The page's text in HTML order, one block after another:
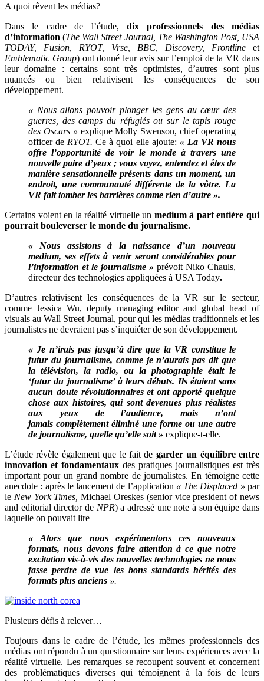
A quoi rêvent les médias?
Dans le cadre de l’étude, dix professionnels des médias
d’information (The Wall Street Journal, The Washington Post, USA
TODAY, Fusion, RYOT, Vrse, BBC, Discovery, Frontline et
Emblematic Group) ont donné leur avis sur l’emploi de la VR dans
leur domaine : certains sont très optimistes, d’autres sont plus
nuancés ou bien relativisent les conséquences de son
développement.
« Nous allons pouvoir plonger les gens au cœur des
guerres, des camps du réfugiés ou sur le tapis rouge
des Oscars » explique Molly Swenson, chief operating
officer de RYOT.Ce à quoi elle ajoute: « La VR nous
offre l’opportunité de voir le monde à travers une
nouvelle paire d’yeux ; vous voyez, entendez et êtes de
manière sensationnelle présents dans un moment, un
endroit, une communauté différente de la vôtre. La
VR fait tomber les barrières comme rien d’autre ».
Certains voient en la réalité virtuelle un medium à part entière qui
pourrait bouleverser le monde du journalisme.
« Nous assistons à la naissance d’un nouveau
medium, ses effets à venir seront considérables pour
l’information et le journalisme » prévoit Niko Chauls,
directeur des technologies appliquées à USA Today.
D’autres relativisent les conséquences de la VR sur le secteur,
comme Jessica Wu, deputy managing editor and global head of
visuals au Wall Street Journal, pour qui les médias traditionnels et les
journalistes ne devraient pas s’inquiéter de son développement.
«Je n’irais pas jusqu’à dire que la VR constitue le
futur du journalisme, comme je n’aurais pas dit que
la télévision, la radio, ou la photographie était le
‘futur du journalisme’ à leurs débuts. Ils étaient sans
aucun doute révolutionnaires et ont apporté quelque
chose aux histoires, qui sont devenues plus réalistes
aux yeux de l’audience, mais n’ont
jamais complètement éliminé une forme ou une autre
de journalisme, quelle qu’elle soit » explique-t-elle.
L’étude révèle également que le fait de garder un équilibre entre
innovation et fondamentaux des pratiques journalistiques est très
important pour un grand nombre de journalistes. En témoigne cette
anecdote : après le lancement de l’application « The Displaced »par
le New York Times,Michael Oreskes (senior vice president of news
and editorial director de NPR) a adressé une note à son équipe dans
laquelle on pouvait lire
« Alors que nous expérimentons ces nouveaux
formats, nous devons faire attention à ce que notre
excitation vis-à-vis des nouvelles technologies ne nous
fasse perdre de vue les bons standards hérités des
formats plus anciens ».
Plusieurs défis à relever…
Toujours dans le cadre de l’étude, les mêmes professionnels des
médias ont répondu à un questionnaire sur leurs expériences avec la
réalité virtuelle. Les remarques se recoupent souvent et concernent
des problématiques diverses qui témoignent à la fois de leurs